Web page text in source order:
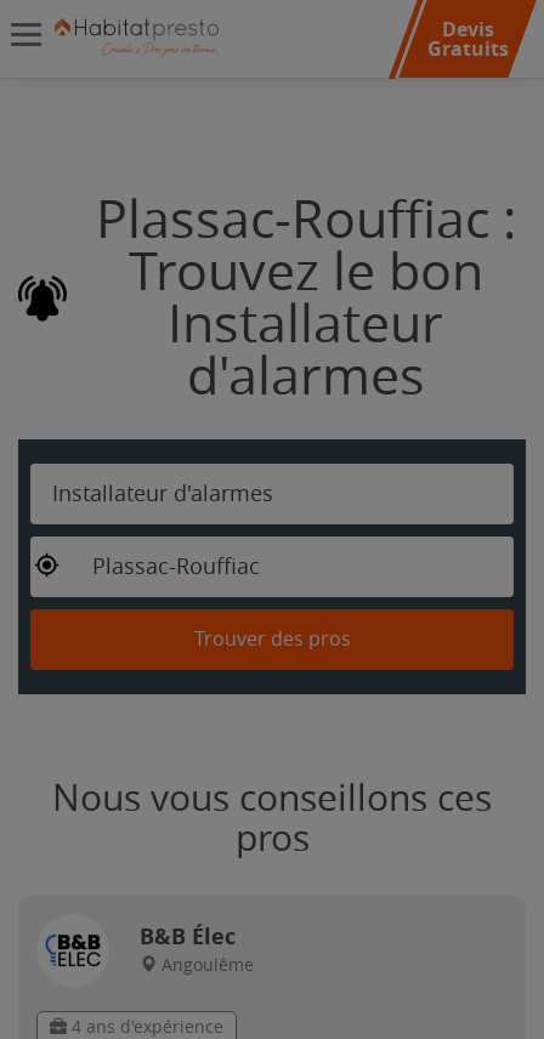
Devis
Gratuits
Plassac-Rouffiac :
Trouvez le bon
Installateur
d'alarmes
Installateur d'alarmes
Plassac-Rouffiac
Trouver des pros
Nous vous conseillons ces
pros
B&B Élec
Angoulême
4 ans d'expérience